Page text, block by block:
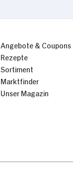
Angebote & Coupons
Rezepte
Sortiment
Marktfinder
Unser Magazin